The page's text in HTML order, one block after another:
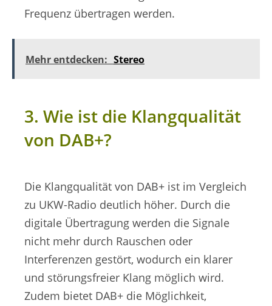
Frequenz übertragen werden.
Mehr entdecken: Stereo
3. Wie ist die Klangqualität
von DAB+?
Die Klangqualität von DAB+ ist im Vergleich
zu UKW-Radio deutlich höher. Durch die
digitale Übertragung werden die Signale
nicht mehr durch Rauschen oder
Interferenzen gestört, wodurch ein klarer
und störungsfreier Klang möglich wird.
Zudem bietet DAB+ die Möglichkeit,